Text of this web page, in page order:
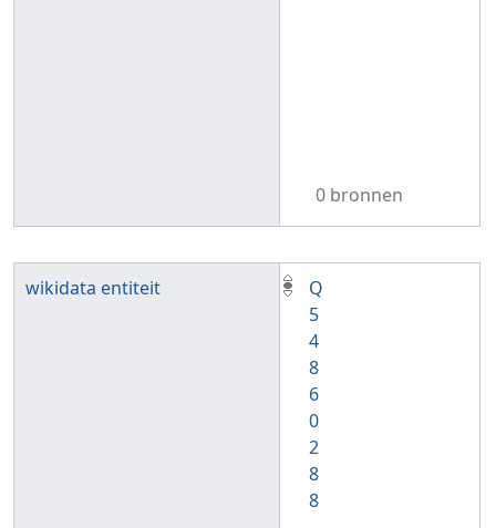
0 bronnen
wikidata entiteit
Q
5
4
8
6
0
2
8
8